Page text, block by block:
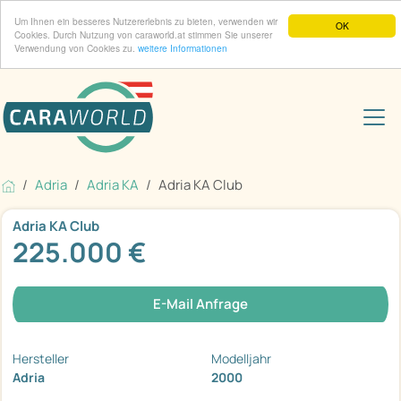
OK
Um Ihnen ein besseres Nutzererlebnis zu bieten, verwenden wir
Cookies. Durch Nutzung von caraworld.at stimmen Sie unserer
Verwendung von Cookies zu. weitere Informationen
Adria Adria KA Adria KA Club
Adria KA Club
225.000 €
E-Mail Anfrage
Hersteller
Adria
Modelljahr
2000